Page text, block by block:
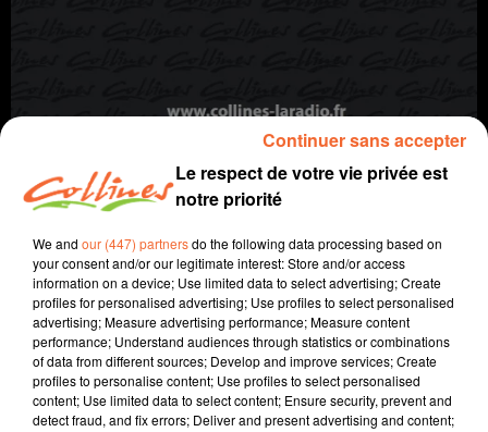
TARTE AU CONFIT D'AUBERGINE ET AIL RÔTI
Qu'est-ce qu'on mange ?Le respect de votre vie privée est
notre priorité
We and our (447) partnersdo the following data processing based on
your consent and/or our legitimate interest: Store and/or access
information on a device; Use limited data to select advertising; Create
profiles for personalised advertising; Use profiles to select personalised
advertising; Measure advertising performance; Measure content
performance; Understand audiences through statistics or combinations
of data from different sources; Develop and improve services; Create
profiles to personalise content; Use profiles to select personalised
content; Use limited data to select content; Ensure security, prevent and
detect fraud, and fix errors; Deliver and present advertising and content;
Continuer sans accepter